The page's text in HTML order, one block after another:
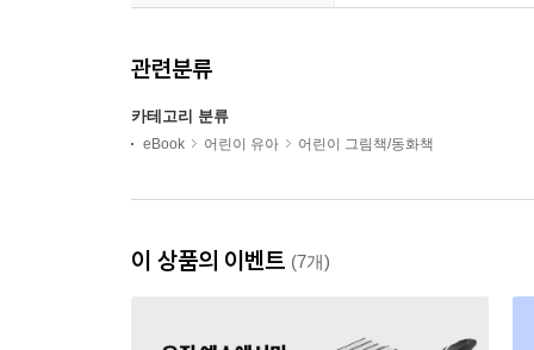
관련분류
카테고리 분류
eBook 어린이 유아 어린이 그림책/동화책
이 상품의 이벤트 (7개)